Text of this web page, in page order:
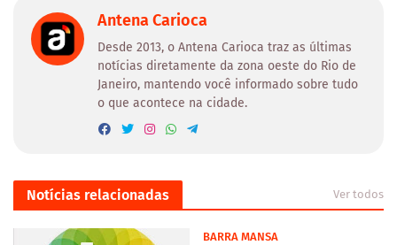
Antena Carioca
Desde 2013, o Antena Carioca traz as últimas
notícias diretamente da zona oeste do Rio de
Janeiro, mantendo você informado sobre tudo
o que acontece na cidade.
Notícias relacionadas Ver todos
BARRA MANSA